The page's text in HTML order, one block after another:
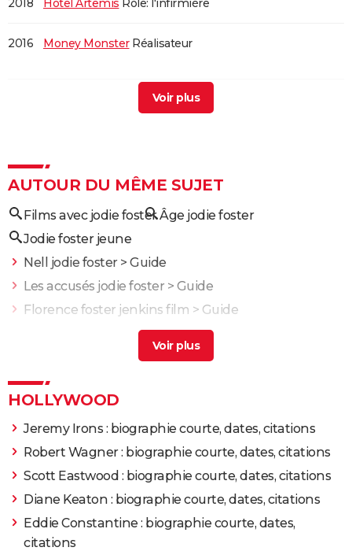
2018 Hotel Artemis Rôle: l'infirmière
2016 Money Monster Réalisateur
Le Complexe du castor Rôle: Meredith Black
2007 A vifRôle: Erica Bain
Inside Man, l'homme de l'intérieur
White
Un long dimanche de fiançailles
2001 Ça plane les filles Rôle: Jeanie
1999 Anna et le roi
1997 Contact
AUTOUR DU MÊME SUJET
Films avec jodie fosterÂge jodie foster
Jodie foster jeune
Nell jodie foster> Guide
Les accusés jodie foster > Guide
Florence foster jenkins film > Guide
Jodie foster seigneur des anneaux
officiellement pris sa retraite, les dernières nouvelles
HOLLYWOOD
Jeremy Irons : biographie courte, dates, citations
Robert Wagner : biographie courte, dates, citations
Scott Eastwood : biographie courte, dates, citations
Diane Keaton : biographie courte, dates, citations
Eddie Constantine : biographie courte, dates,
citations